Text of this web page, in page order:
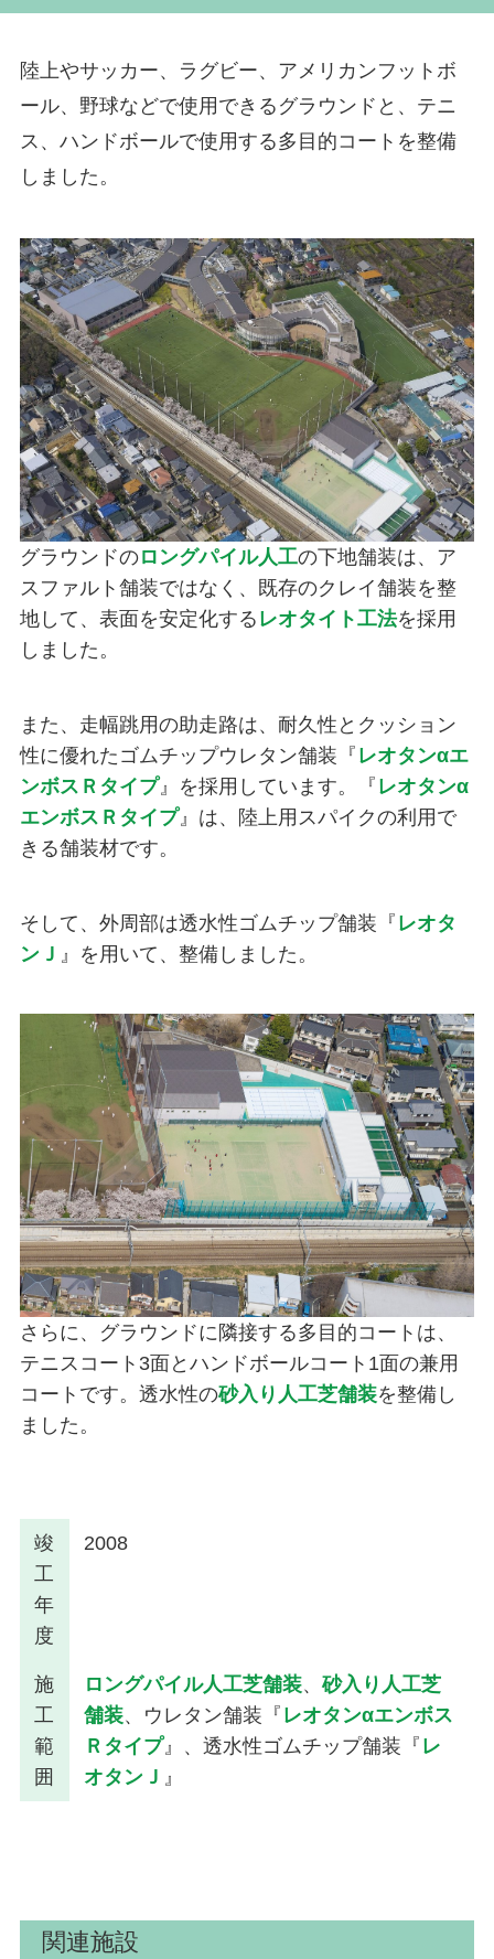
陸上やサッカー、ラグビー、アメリカンフットボ
ール、野球などで使用できるグラウンドと、テニ
ス、ハンドボールで使用する多目的コートを整備
しました。
グラウンドのロングパイル人工の下地舗装は、ア
スファルト舗装ではなく、既存のクレイ舗装を整
地して、表面を安定化する レオタイト工法を採用
しました。
また、走幅跳用の助走路は、耐久性とクッション
性に優れたゴムチップウレタン舗装『 レオタンαエ
ンボスＲタイプ』を採用しています。『 レオタンα
エンボスＲタイプ』は、陸上用スパイクの利用で
きる舗装材です。
そして、外周部は透水性ゴムチップ舗装『 レオタ
ンＪ 』を用いて、整備しました。
さらに、グラウンドに隣接する多目的コートは、
テニスコート3面とハンドボールコート1面の兼用
コートです。透水性の砂入り人工芝舗装を整備し
ました。
竣
工
年
度
2008
施
工
範
囲
ロングパイル人工芝舗装、砂入り人工芝
舗装、ウレタン舗装『 レオタンαエンボス
Ｒタイプ』、透水性ゴムチップ舗装『 レ
オタンＪ 』
関連施設